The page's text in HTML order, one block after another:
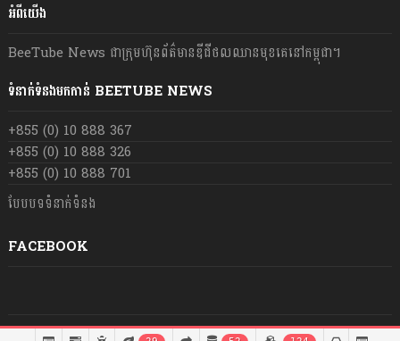
អំពីយើង
BeeTube News ជា​ក្រុមហ៊ុន​ព័ត៌មាន​ឌីជីថលឈាន​មុខ​គេ​នៅ​កម្ពុជា។
ទំនាក់ទំនងមកកាន់ BEETUBE NEWS
+855 (0) 10 888 367
+855 (0) 10 888 326
+855 (0) 10 888 701
បែបបទទំនាក់ទំនង
FACEBOOK
© រក្សា​សិទ្ធិ​គ្រប់​យ៉ាង​ដោយ​ BeeTube News ឆ្នាំ​២០២១